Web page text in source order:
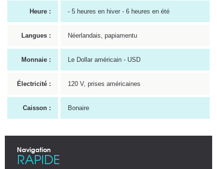
Heure : - 5 heures en hiver - 6 heures en été
Langues : Néerlandais, papiamentu
Monnaie : Le Dollar américain - USD
Électricité : 120 V, prises américaines
Caisson : Bonaire
Navigation
RAPIDE